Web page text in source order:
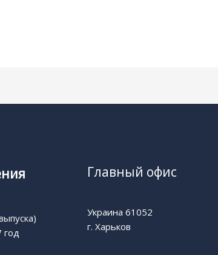
год
Главный офис
Украина 61052
г. Харьков